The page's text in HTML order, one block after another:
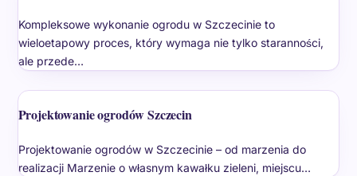
Kompleksowe wykonanie ogrodu w Szczecinie to
wieloetapowy proces, który wymaga nie tylko staranności,
ale przede…
Projektowanie ogrodów Szczecin
Projektowanie ogrodów w Szczecinie – od marzenia do
realizacji Marzenie o własnym kawałku zieleni, miejscu…